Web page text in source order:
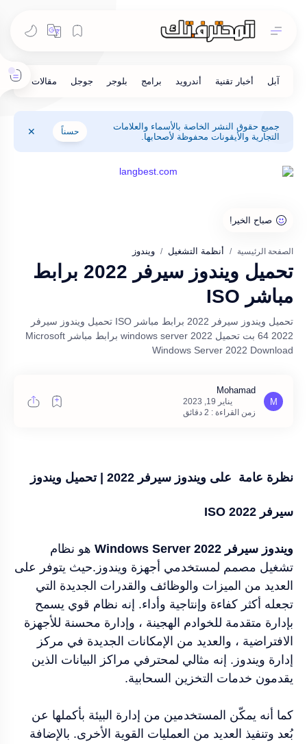
جميع حقوق النشر الخاصة بالأسماء والعلامات
التجارية والأيقونات محفوظة لأصحابها.
حسناً
الصفحة الرئيسية أنظمة التشغيل ويندوز
تحميل ويندوز سيرفر 2022 برابط
مباشر ISO
تحميل ويندوز سيرفر 2022 برابط مباشر ISO تحميل ويندوز سيرفر
2022 64 بت تحميل windows server 2022 برابط مباشر Microsoft
Windows Server 2022 Download
زمن القراءة : 2 دقائق
نظرة عامة على ويندوز سيرفر 2022 | تحميل ويندوز
سيرفر 2022 ISO
ويندوز سيرفر Windows Server 2022
هو نظام
تشغيل مصمم لمستخدمي أجهزة ويندوز.حيث يتوفر على
العديد من الميزات والوظائف والقدرات الجديدة التي
تجعله أكثر كفاءة وإنتاجية وأداء. إنه نظام قوي يسمح
بإدارة متقدمة للخوادم الهجينة ، وإدارة محسنة للأجهزة
الافتراضية ، والعديد من الإمكانات الجديدة في مركز
إدارة ويندوز. إنه مثالي لمحترفي مراكز البيانات الذين
يقدمون خدمات التخزين السحابية.
كما أنه يمكّن المستخدمين من إدارة البيئة بأكملها عن
بُعد وتنفيذ العديد من العمليات القوية الأخرى. بالإضافة